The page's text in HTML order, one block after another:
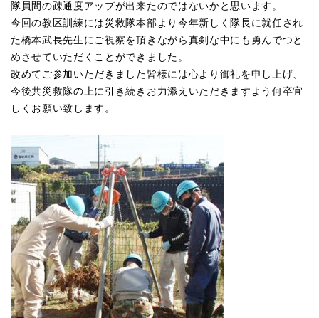
隊員間の疎通度アップが出来たのではないかと思います。
今回の教区訓練には災救隊本部より今年新しく隊長に就任され
た橋本武長先生にご視察を頂きながら真剣な中にも勇んでつと
めさせていただくことができました。
改めてご参加いただきました皆様には心より御礼を申し上げ、
今後共災救隊の上に引き続きお力添えいただきますよう何卒宜
しくお願い致します。